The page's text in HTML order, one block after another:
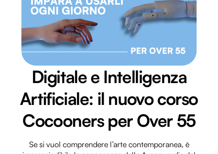
Digitale e Intelligenza
Artificiale: il nuovo corso
Cocooners per Over 55
Se si vuol comprendere l’arte contemporanea, è